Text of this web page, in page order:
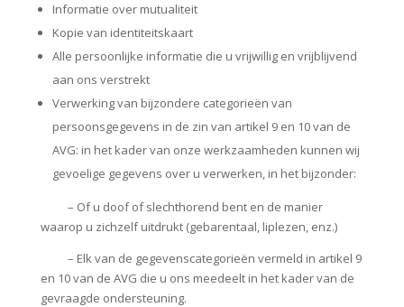
Informatie over mutualiteit
Kopie van identiteitskaart
Alle persoonlijke informatie die u vrijwillig en vrijblijvend
aan ons verstrekt
Verwerking van bijzondere categorieën van
persoonsgegevens in de zin van artikel 9 en 10 van de
AVG: in het kader van onze werkzaamheden kunnen wij
gevoelige gegevens over u verwerken, in het bijzonder:
– Of u doof of slechthorend bent en de manier
waarop u zichzelf uitdrukt (gebarentaal, liplezen, enz.)
– Elk van de gegevenscategorieën vermeld in artikel 9
en 10 van de AVG die u ons meedeelt in het kader van de
gevraagde ondersteuning.